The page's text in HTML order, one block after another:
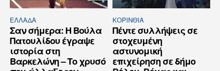
ΕΛΛΆΔΑ
Σαν σήμερα: Η Βούλα
Πατουλίδου έγραψε
ιστορία στη
Βαρκελώνη – Το χρυσό
ΚΟΡΙΝΘΊΑ
Πέντε συλλήψεις σε
στοχευμένη
αστυνομική
επιχείρηση σε δήμο